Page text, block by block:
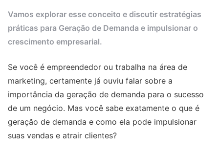
Vamos explorar esse conceito e discutir estratégias
práticas para Geração de Demanda e impulsionar o
crescimento empresarial.
Se você é empreendedor ou trabalha na área de
marketing, certamente já ouviu falar sobre a
importância da geração de demanda para o sucesso
de um negócio. Mas você sabe exatamente o que é
geração de demanda e como ela pode impulsionar
suas vendas e atrair clientes?